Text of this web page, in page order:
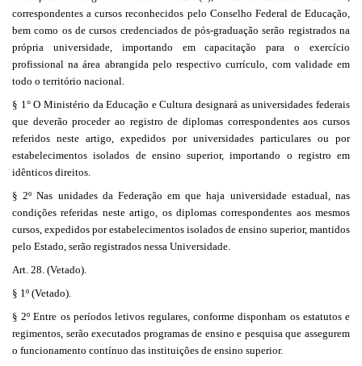
correspondentes a cursos reconhecidos pelo Conselho Federal de Educação,
bem como os de cursos credenciados de pós-graduação serão registrados na
própria universidade, importando em capacitação para o exercício
profissional na área abrangida pelo respectivo currículo, com validade em
todo o território nacional.
§ 1° O Ministério da Educação e Cultura designará as universidades federais
que deverão proceder ao registro de diplomas correspondentes aos cursos
referidos neste artigo, expedidos por universidades particulares ou por
estabelecimentos isolados de ensino superior, importando o registro em
idênticos direitos.
§ 2º Nas unidades da Federação em que haja universidade estadual, nas
condições referidas neste artigo, os diplomas correspondentes aos mesmos
cursos, expedidos por estabelecimentos isolados de ensino superior, mantidos
pelo Estado, serão registrados nessa Universidade.
Art. 28. (Vetado).
§ 1º (Vetado).
§ 2º Entre os períodos letivos regulares, conforme disponham os estatutos e
regimentos, serão executados programas de ensino e pesquisa que assegurem
o funcionamento contínuo das instituições de ensino superior.